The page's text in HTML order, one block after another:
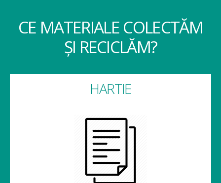
CE MATERIALE COLECTĂM
ȘI RECICLĂM?
HARTIE